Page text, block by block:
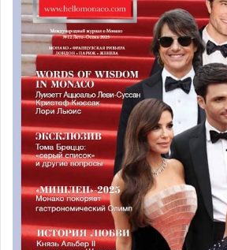
до начала гала-шоу. – «Это, в
искренность, чувства, эмоции. Всё
цирке нет места для лжи. Это
ради того, чтобы подарить улыбку.
люди помогают друг другу. Цирк —
семья может собраться вместе и
тем же представлением. Цирк — это
которой вы обязательно должны
ребенка».